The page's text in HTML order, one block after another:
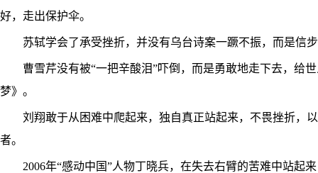
好，走出保护伞。
苏轼学会了承受挫折，并没有乌台诗案一蹶不振，而是信
曹雪芹没有被“一把辛酸泪”吓倒，而是勇敢地走下去，给
梦》。
刘翔敢于从困难中爬起来，独自真正站起来，不畏挫折，以
者。
2006年“感动中国”人物丁晓兵，在失去右臂的苦难中站起